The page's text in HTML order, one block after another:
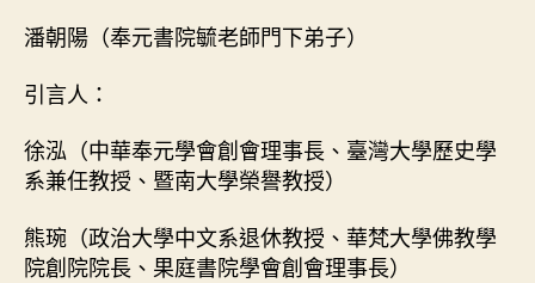
潘朝陽（奉元書院毓老師門下弟子）
引言人：
徐泓（中華奉元學會創會理事長、臺灣大學歷史學
系兼任教授、暨南大學榮譽教授）
熊琬（政治大學中文系退休教授、華梵大學佛教學
院創院院長、果庭書院學會創會理事長）